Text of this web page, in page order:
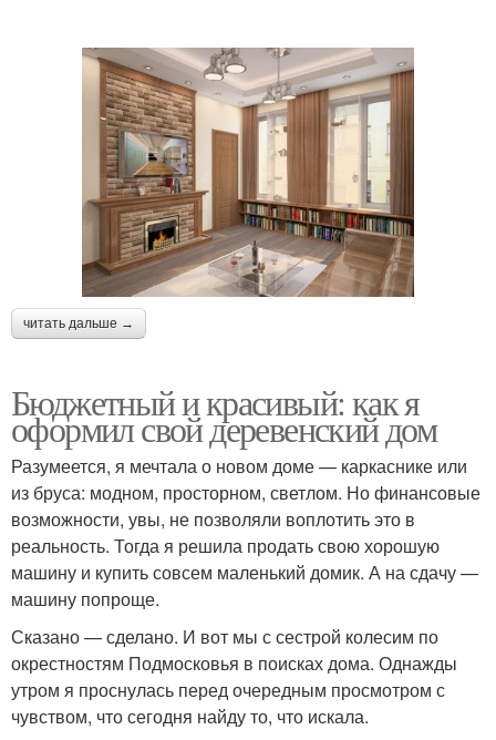
читать дальше →
Бюджетный и красивый: как я
оформил свой деревенский дом
Разумеется, я мечтала о новом доме — каркаснике или
из бруса: модном, просторном, светлом. Но финансовые
возможности, увы, не позволяли воплотить это в
реальность. Тогда я решила продать свою хорошую
машину и купить совсем маленький домик. А на сдачу —
машину попроще.
Сказано — сделано. И вот мы с сестрой колесим по
окрестностям Подмосковья в поисках дома. Однажды
утром я проснулась перед очередным просмотром с
чувством, что сегодня найду то, что искала.